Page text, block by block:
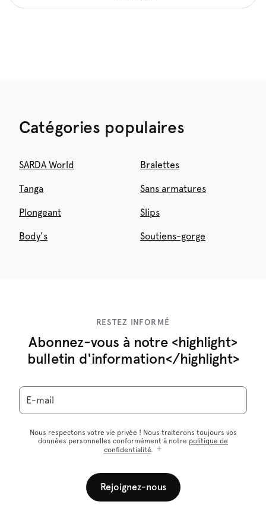
Catégories populaires
SARDA World Bralettes
Tanga Sans armatures
Plongeant Slips
Body's Soutiens-gorge
RESTEZ INFORMÉ
Abonnez-vous à notre <highlight>
bulletin d'information</highlight>
E-mail
Nous respectons votre vie privée ! Nous traiterons toujours vos
données personnelles conformément à notre politique de
confidentialité.
Rejoignez-nous